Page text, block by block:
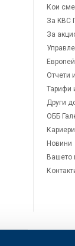
Кои
За KBC
За
Отчети
Тарифи
Други
ОББ
Кариери
Новини
Вашето